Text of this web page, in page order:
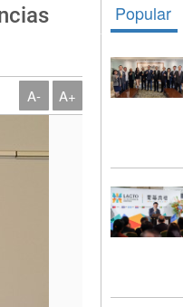
A- A+
Popular